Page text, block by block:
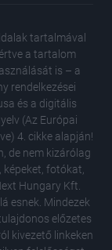
tartalmával
a tartalom
is – a
rendelkezései
és a digitális
(Az Európai
4. cikke alapján!
de nem kizárólag
fotókat,
Hungary Kft.
esnek. Mindezek
előzetes
kivezető linkeken